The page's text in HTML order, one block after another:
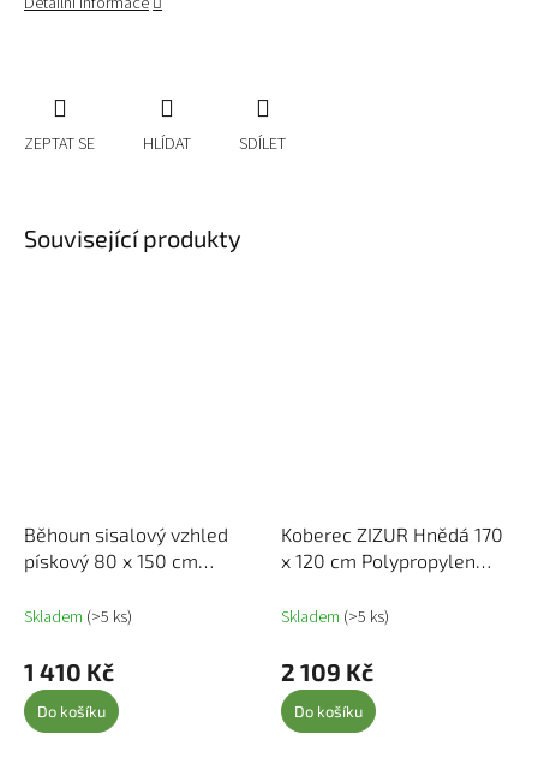
ZEPTAT SE HLÍDAT SDÍLET
Související produkty
Běhoun sisalový vzhled
pískový 80 x 150 cm
Skladem (>5 ks)
1 410 Kč
Do košíku
Koberec ZIZUR Hnědá 170
x 120 cm Polypropylen
Skladem (>5 ks)
2 109 Kč
Do košíku